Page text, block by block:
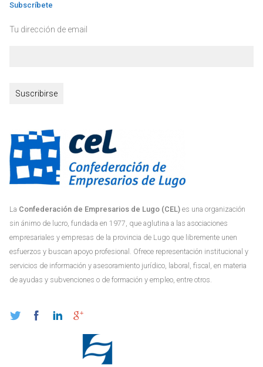
Subscríbete
Tu dirección de email
La Confederación de Empresarios de Lugo (CEL) es una organización
sin ánimo de lucro, fundada en 1977, que aglutina a las asociaciones
empresariales y empresas de la provincia de Lugo que libremente unen
esfuerzos y buscan apoyo profesional. Ofrece representación institucional y
servicios de información y asesoramiento jurídico, laboral, fiscal, en materia
de ayudas y subvenciones o de formación y empleo, entre otros.